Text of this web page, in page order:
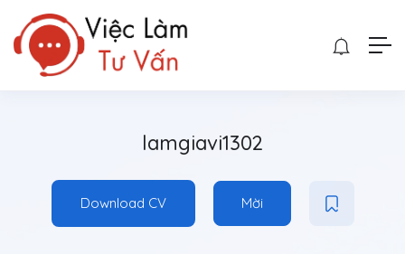
lamgiavi1302
Download CV Mời